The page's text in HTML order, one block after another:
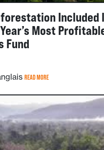
Included
Most
Fund
READ MORE